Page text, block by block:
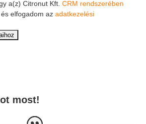
a(z) Citronut Kft.CRM rendszerében
és elfogadom azadatkezelési
most!